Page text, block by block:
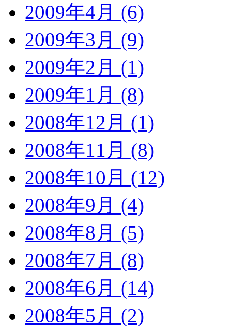
2009年4月 (6)
2009年3月 (9)
2009年2月 (1)
2009年1月 (8)
2008年12月 (1)
2008年11月 (8)
2008年10月 (12)
2008年9月 (4)
2008年8月 (5)
2008年7月 (8)
2008年6月 (14)
2008年5月 (2)